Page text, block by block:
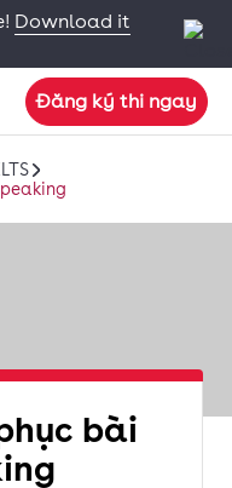
Download it
Đăng ký thi ngay
bài